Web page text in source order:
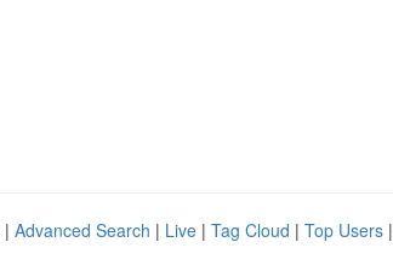
| Advanced Search | Live | Tag Cloud | Top Users